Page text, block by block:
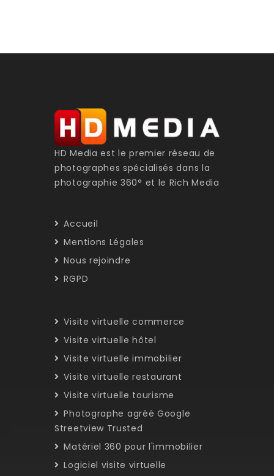
HD Media est le premier réseau de
photographes spécialisés dans la
photographie 360° et le Rich Media
Accueil
Mentions Légales
Nous rejoindre
RGPD
Visite virtuelle commerce
Visite virtuelle hôtel
Visite virtuelle immobilier
Visite virtuelle restaurant
Visite virtuelle tourisme
Photographe agréé Google
Streetview Trusted
Matériel 360 pour l'immobilier
Logiciel visite virtuelle